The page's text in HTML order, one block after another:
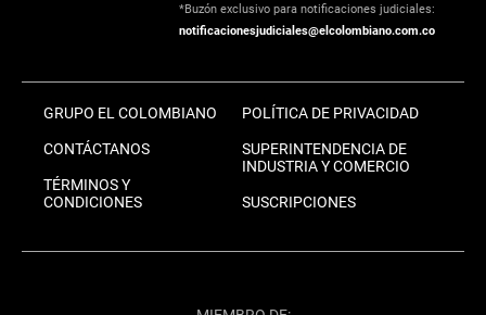
*Buzón exclusivo para notificaciones judiciales:
notificacionesjudiciales@elcolombiano.com.co
GRUPO EL COLOMBIANO
CONTÁCTANOS
TÉRMINOS Y
CONDICIONES
POLÍTICA DE PRIVACIDAD
SUPERINTENDENCIA DE
INDUSTRIA Y COMERCIO
SUSCRIPCIONES